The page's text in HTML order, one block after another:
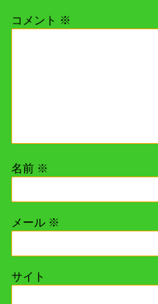
コメント ※
名前 ※
メール ※
サイト